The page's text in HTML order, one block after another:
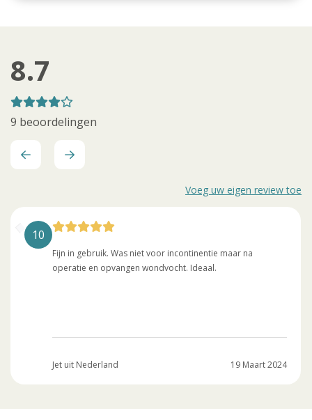
8.7
9 beoordelingen
Voeg uw eigen review toe
10
Fijn in gebruik. Was niet voor incontinentie maar na
operatie en opvangen wondvocht. Ideaal.
Jet uit Nederland 19 Maart 2024